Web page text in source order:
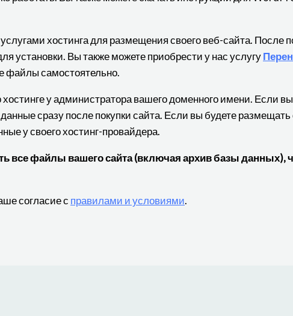
хостинга для размещения своего веб-сайта.
установки. Вы также можете приобрести у нас услугу
файлы самостоятельно.
у администратора вашего доменного имени. Если
сразу после покупки сайта. Если вы будете
у своего хостинг-провайдера.
все файлы вашего сайта (включая архив базы данных),
согласие с правилами и условиями.